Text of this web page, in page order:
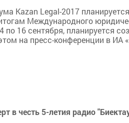
Kazan Legal-2017
Международного
по 16 сентября, планируется
на пресс-конференции в ИА
в честь 5-летия радио